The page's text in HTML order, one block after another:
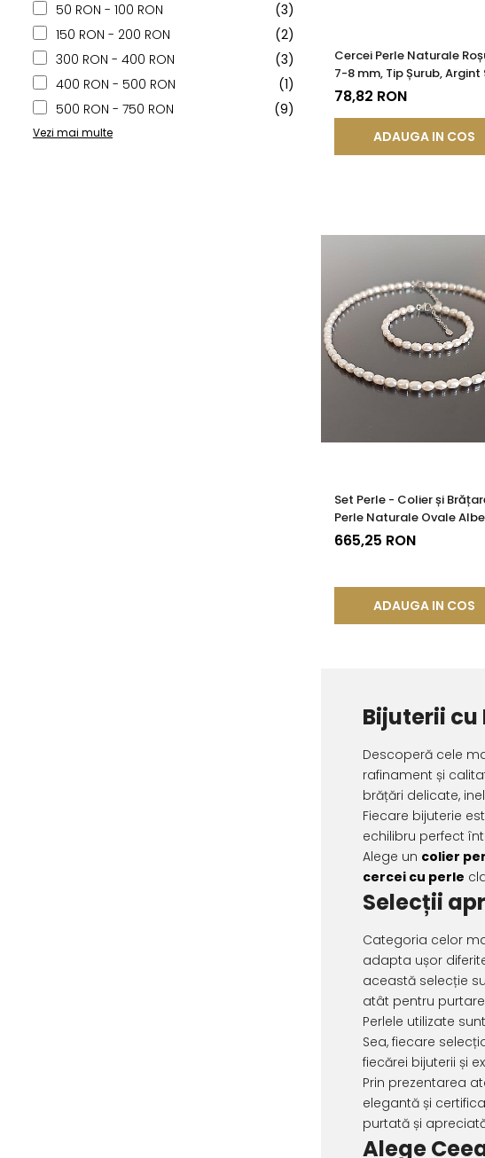
50 RON - 100 RON
(3)
150 RON - 200 RON
(2)
300 RON - 400 RON
(3)
400 RON - 500 RON
(1)
500 RON - 750 RON
(9)
Vezi mai multe
Cercei Perle Naturale
7-8 mm, Tip Șurub, Argint
Calitate AAA | KASKADDA®
78,82 RON
ADAUGA IN COS
Set Perle - Colier și
Perle Naturale Ovale
mm, Argint 925 |
665,25 RON
ADAUGA IN COS
Bijuterii cu
Descoperă cele
rafinament și
brățări delicate,
Fiecare bijuterie
echilibru perfect
Alege un colier
cercei cu perle
Selecții
Categoria celor
adapta ușor
această selecție
atât pentru
Perlele utilizate
Sea, fiecare
fiecărei bijuterii și
Prin prezentarea
elegantă și
purtată și
Alege